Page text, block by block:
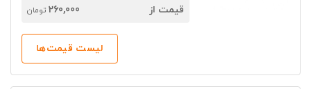
قیمت از 260,000 تومان
لیست قیمت‌ها